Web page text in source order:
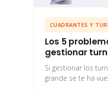
CUADRANTES Y
Los 5
gestionar
plantillas
resolverlos)
Si gestionar los
grande se te ha